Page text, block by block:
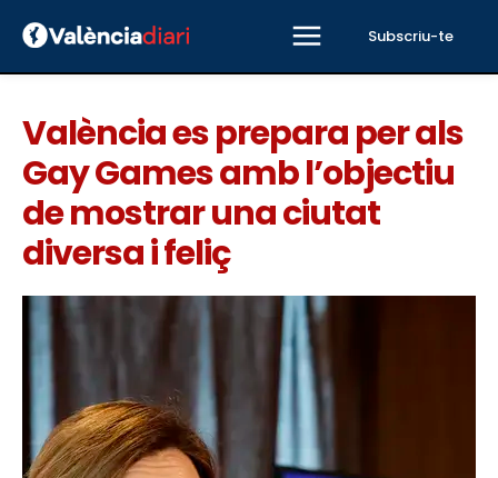
Subscriu-te
València es prepara per als
Gay Games amb l’objectiu
de mostrar una ciutat
diversa i feliç